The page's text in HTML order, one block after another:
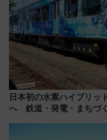
日本初の水素ハイブリッ
へ 鉄道・発電・まちづ